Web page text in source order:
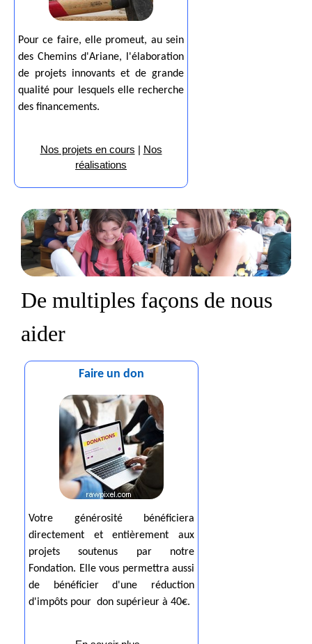
Pour ce faire, elle promeut, au sein
des Chemins d'Ariane, l'élaboration
de projets innovants et de grande
qualité pour lesquels elle recherche
des financements.
Nos projets en cours | Nos
réalisations
De multiples façons de nous
aider
Faire un don
Votre générosité bénéficiera
directement et entièrement aux
projets soutenus par notre
Fondation. Elle vous permettra aussi
de bénéficier d'une réduction
d'impôts pour don supérieur à 40€.